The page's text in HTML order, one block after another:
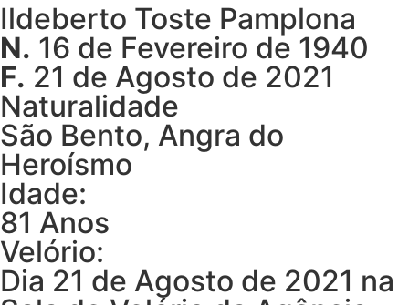
Ildeberto Toste Pamplona
N. 16 de Fevereiro de 1940
F. 21 de Agosto de 2021
Naturalidade
São Bento, Angra do
Heroísmo
Idade:
81 Anos
Velório:
Dia 21 de Agosto de 2021 na